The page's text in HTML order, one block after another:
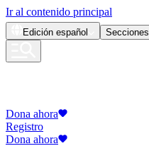
Ir al contenido principal
Edición español Secciones
Dona ahora
Registro
Dona ahora